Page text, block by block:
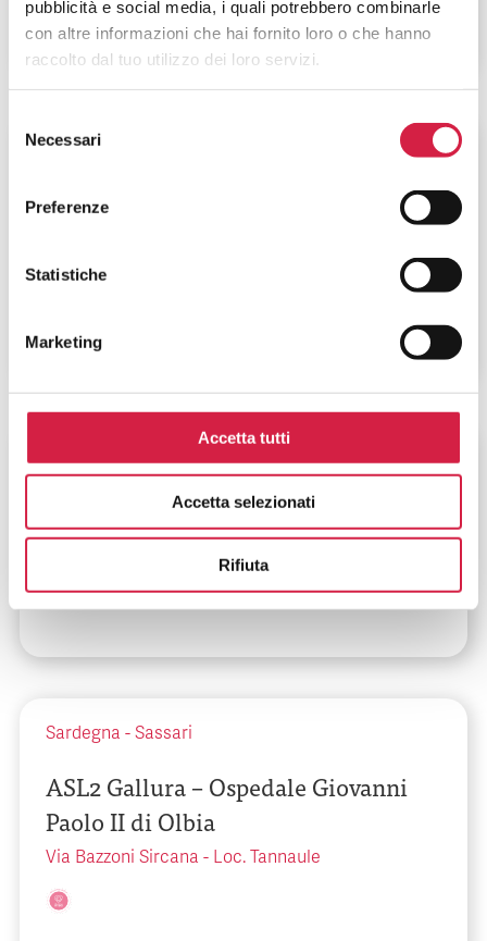
pubblicità e social media, i quali potrebbero combinarle
con altre informazioni che hai fornito loro o che hanno
raccolto dal tuo utilizzo dei loro servizi.
delNecessari
Preferenze
Statistiche
Marketing
Accetta tutti
Accetta selezionati
Rifiuta
Piemonte
ASL Verbano Cusio Ossola –
Via Fiume n. 18
Lazio-Viterbo
ASL Viterbo – Ospedale Santa Rosa
Sardegna - Sassari
ASL2 Gallura – Ospedale Giovanni
Paolo II di Olbia
Via Bazzoni Sircana - Loc. Tannaule